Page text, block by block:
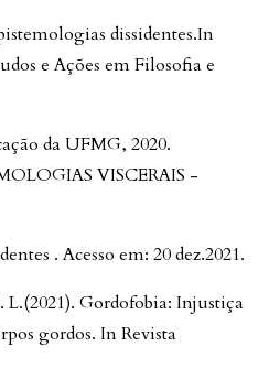
dissidentes.In
e Ações em Filosofia e
da UFMG, 2020.
VISCERAIS -
. Acesso em: 20 dez.2021.
Gordofobia: Injustiça
gordos. In Revista